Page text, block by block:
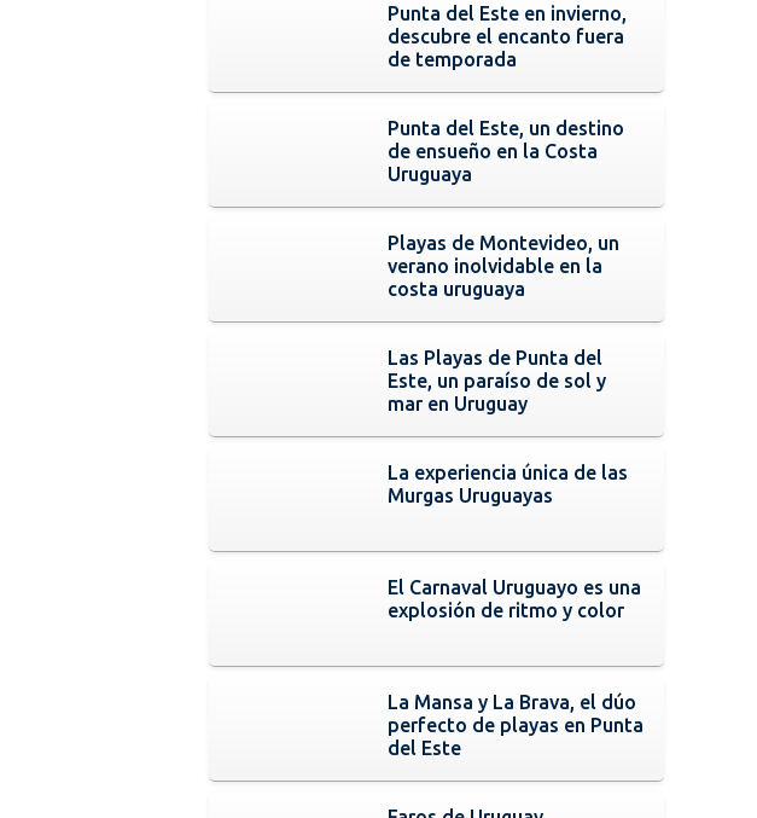
Punta del Este en invierno,
descubre el encanto fuera
de temporada
Punta del Este, un destino
de ensueño en la Costa
Uruguaya
Playas de Montevideo, un
verano inolvidable en la
costa uruguaya
Las Playas de Punta del
Este, un paraíso de sol y
mar en Uruguay
La experiencia única de las
Murgas Uruguayas
El Carnaval Uruguayo es una
explosión de ritmo y color
La Mansa y La Brava, el dúo
perfecto de playas en Punta
del Este